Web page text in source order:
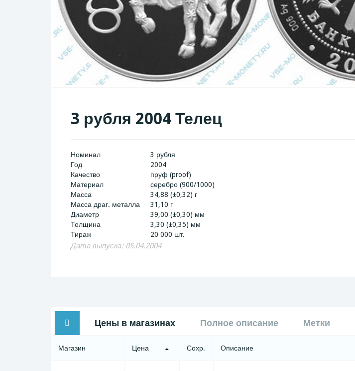
3 рубля 2004 Телец
Номинал
3 рубля
Год
2004
Качество
пруф (proof)
Материал
серебро (900/1000)
Масса
34,88 (±0,32) г
Масса драг. металла
31,10 г
Диаметр
39,00 (±0,30) мм
Толщина
3,30 (±0,35) мм
Тираж
20 000 шт.
Дата выпуска: 05.04.2004
Цены в магазинах Полное описание Метки
Магазин Цена Сохр. Описание